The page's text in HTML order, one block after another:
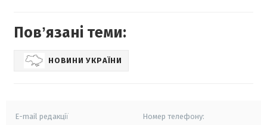
Повʼязані теми:
НОВИНИ УКРАЇНИ
E-mail редакції Номер телефону: